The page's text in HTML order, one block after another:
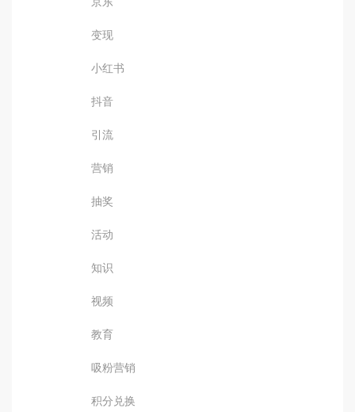
变现
小红书
抖音
引流
营销
抽奖
活动
知识
视频
教育
吸粉营销
积分兑换